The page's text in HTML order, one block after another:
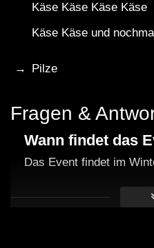
Käse Käse Käse Käse
Käse Käse und
Pilze
Fragen &
Wann findet das
Das Event findet im
Ist das Event